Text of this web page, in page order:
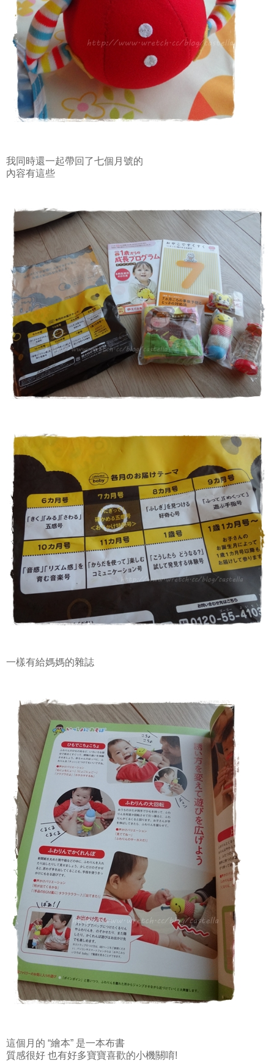
我同時還一起帶回了七個月號的
內容有這些
一樣有給媽媽的雜誌
這個月的 “繪本” 是一本布書
質感很好 也有好多寶寶喜歡的小機關唷!